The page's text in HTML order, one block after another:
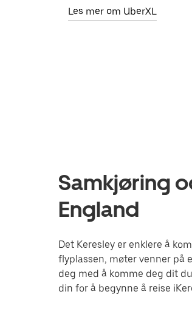
Les mer om UberXL
Samkjøring
England
Det Keresley er enklere å
flyplassen, møter venner på
deg med å komme deg dit
din for å begynne å reise